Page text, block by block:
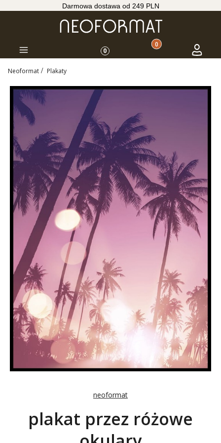
Darmowa dostawa od 249 PLN
Menu 0 Produkty w koszyku:
Koszyk Zaloguj
Neoformat Plakaty
neoformat
plakat przez różowe